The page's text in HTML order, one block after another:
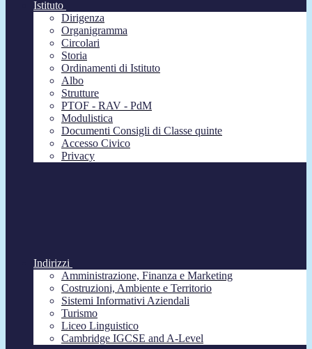
Istituto
Dirigenza
Organigramma
Circolari
Storia
Ordinamenti di Istituto
Albo
Strutture
PTOF - RAV - PdM
Modulistica
Documenti Consigli di Classe quinte
Accesso Civico
Privacy
Indirizzi
Amministrazione, Finanza e Marketing
Costruzioni, Ambiente e Territorio
Sistemi Informativi Aziendali
Turismo
Liceo Linguistico
Cambridge IGCSE and A-Level